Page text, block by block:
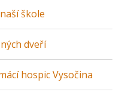
škole
dveří
hospic Vysočina